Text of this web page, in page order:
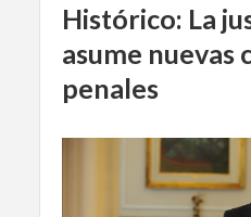
Histórico: La
asume nuevas
penales